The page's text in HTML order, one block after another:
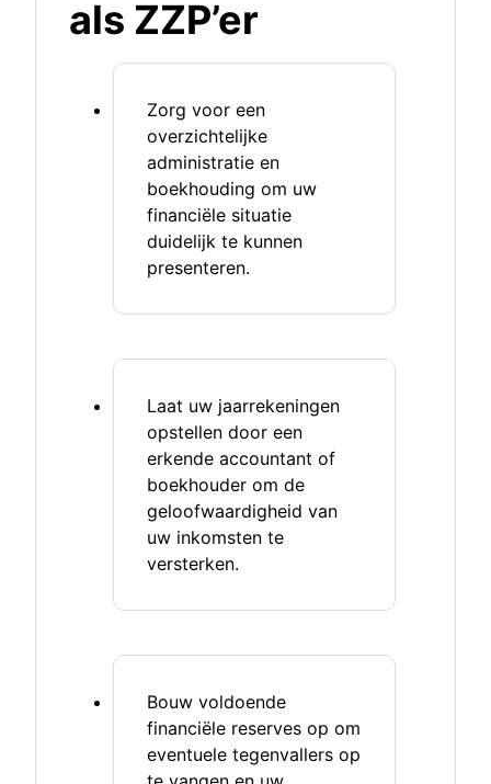
als ZZP’er
Zorg voor een
overzichtelijke
administratie en
boekhouding om uw
financiële situatie
duidelijk te kunnen
presenteren.
Laat uw jaarrekeningen
opstellen door een
erkende accountant of
boekhouder om de
geloofwaardigheid van
uw inkomsten te
versterken.
Bouw voldoende
financiële reserves op om
eventuele tegenvallers op